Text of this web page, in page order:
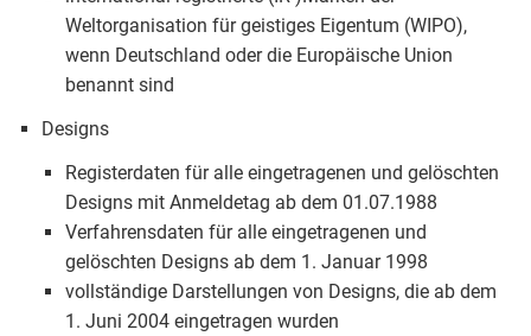
Weltorganisation für geistiges Eigentum (WIPO),
wenn Deutschland oder die Europäische Union
benannt sind
Designs
Registerdaten für alle eingetragenen und gelöschten
Designs mit Anmeldetag ab dem 01.07.1988
Verfahrensdaten für alle eingetragenen und
gelöschten Designs ab dem 1. Januar 1998
vollständige Darstellungen von Designs, die ab dem
1. Juni 2004 eingetragen wurden